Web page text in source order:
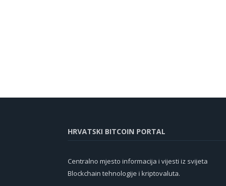
HRVATSKI BITCOIN PORTAL
Centralno mjesto informacija i vijesti iz svijeta
Blockchain tehnologije i kriptovaluta.